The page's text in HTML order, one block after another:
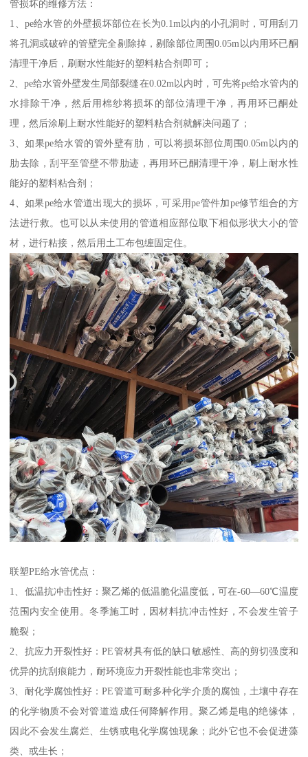
管损坏的维修方法：
1、pe给水管的外壁损坏部位在长为0.1m以内的小孔洞时，可用刮刀
将孔洞或破碎的管壁完全剔除掉，剔除部位周围0.05m以内用环已酮
清理干净后，刷耐水性能好的塑料粘合剂即可；
2、pe给水管外壁发生局部裂缝在0.02m以内时，可先将pe给水管内的
水排除干净，然后用棉纱将损坏的部位清理干净，再用环已酮处
理，然后涂刷上耐水性能好的塑料粘合剂就解决问题了；
3、如果pe给水管的管外壁有肋，可以将损坏部位周围0.05m以内的
肋去除，刮平至管壁不带肋迹，再用环已酮清理干净，刷上耐水性
能好的塑料粘合剂；
4、如果pe给水管道出现大的损坏，可采用pe管件加pe修节组合的方
法进行救。也可以从未使用的管道相应部位取下相似形状大小的管
材，进行粘接，然后用土工布包缠固定住。
联塑PE给水管优点：
1、低温抗冲击性好：聚乙烯的低温脆化温度低，可在-60—60℃温度
范围内安全使用。冬季施工时，因材料抗冲击性好，不会发生管子
脆裂；
2、抗应力开裂性好：PE管材具有低的缺口敏感性、高的剪切强度和
优异的抗刮痕能力，耐环境应力开裂性能也非常突出；
3、耐化学腐蚀性好：PE管道可耐多种化学介质的腐蚀，土壤中存在
的化学物质不会对管道造成任何降解作用。聚乙烯是电的绝缘体，
因此不会发生腐烂、生锈或电化学腐蚀现象；此外它也不会促进藻
类、或生长；